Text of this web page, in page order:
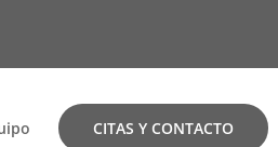
CITAS Y CONTACTO